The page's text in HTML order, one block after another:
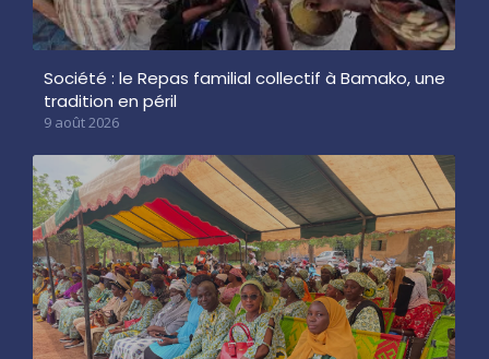
Société : le Repas familial collectif à Bamako, une
tradition en péril
9 août 2026